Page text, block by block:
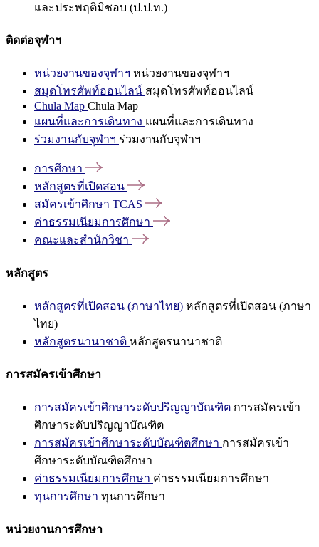
และประพฤติมิชอบ (ป.ป.ท.)
ติดต่อจุฬาฯ
หน่วยงานของจุฬาฯ หน่วยงานของจุฬาฯ
สมุดโทรศัพท์ออนไลน์ สมุดโทรศัพท์ออนไลน์
Chula Map Chula Map
แผนที่และการเดินทาง แผนที่และการเดินทาง
ร่วมงานกับจุฬาฯ ร่วมงานกับจุฬาฯ
การศึกษา
หลักสูตรที่เปิดสอน
สมัครเข้าศึกษา TCAS
ค่าธรรมเนียมการศึกษา
คณะและสำนักวิชา
หลักสูตร
หลักสูตรที่เปิดสอน (ภาษาไทย) หลักสูตรที่เปิดสอน (ภาษา
ไทย)
หลักสูตรนานาชาติ หลักสูตรนานาชาติ
การสมัครเข้าศึกษา
การสมัครเข้าศึกษาระดับปริญญาบัณฑิต การสมัครเข้า
ศึกษาระดับปริญญาบัณฑิต
การสมัครเข้าศึกษาระดับบัณฑิตศึกษา การสมัครเข้า
ศึกษาระดับบัณฑิตศึกษา
ค่าธรรมเนียมการศึกษา ค่าธรรมเนียมการศึกษา
ทุนการศึกษา ทุนการศึกษา
หน่วยงานการศึกษา